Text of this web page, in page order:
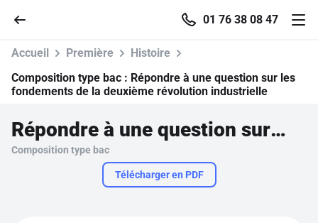
01 76 38 08 47
Parcourir
Accueil Première
Histoire
Composition type bac : Répondre à une question sur les
fondements de la deuxième révolution industrielle
Répondre à une question sur les fondements de la deuxième révolution industrielle
Composition type bac
Télécharger en PDF